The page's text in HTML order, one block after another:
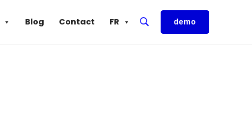
FR
Contact
Blog demo